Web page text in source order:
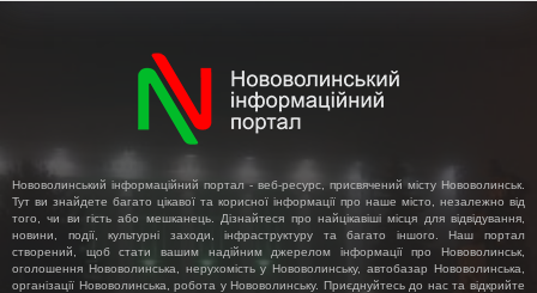
Нововолинський інформаційний портал - веб-ресурс, присвячений місту Нововолинськ.
Тут ви знайдете багато цікавої та корисної інформації про наше місто, незалежно від
того, чи ви гість або мешканець. Дізнайтеся про найцікавіші місця для відвідування,
новини, події, культурні заходи, інфраструктуру та багато іншого. Наш портал
створений, щоб стати вашим надійним джерелом інформації про Нововолинськ,
оголошення Нововолинська, нерухомість у Нововолинську, автобазар Нововолинська,
організації Нововолинська, робота у Нововолинську. Приєднуйтесь до нас та відкрийте